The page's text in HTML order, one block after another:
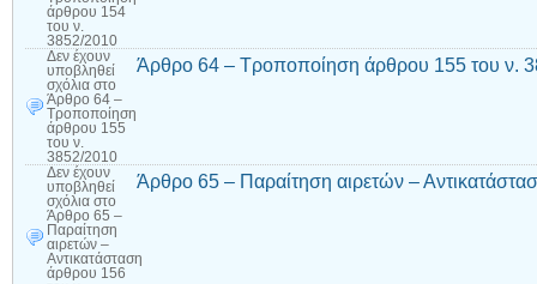
άρθρου 154
του ν.
3852/2010
Δεν έχουν
υποβληθεί
σχόλια στο
Άρθρο 64 –
Τροποποίηση
άρθρου 155
του ν.
3852/2010
Άρθρο 64 – Τροποποίηση άρθρου 155 του ν.
Δεν έχουν
υποβληθεί
σχόλια στο
Άρθρο 65 –
Παραίτηση
αιρετών –
Αντικατάσταση
άρθρου 156
Άρθρο 65 – Παραίτηση αιρετών –